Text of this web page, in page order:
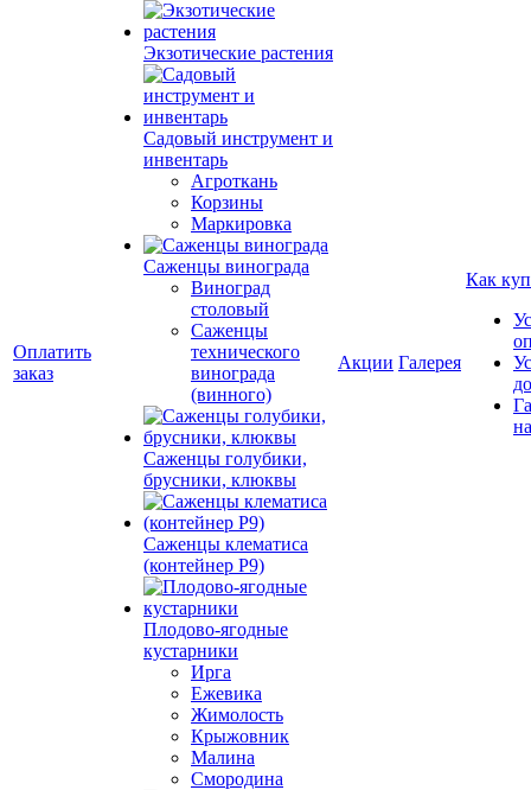
Оплатить
заказ
Экзотические растения
Садовый инструмент и
инвентарь
Агроткань
Корзины
Маркировка
Саженцы винограда
Виноград
столовый
Саженцы
технического
винограда
(винного)
Саженцы голубики,
брусники, клюквы
Саженцы клематиса
(контейнер Р9)
Плодово-ягодные
кустарники
Ирга
Ежевика
Жимолость
Крыжовник
Малина
Смородина
Акции Галерея
Как